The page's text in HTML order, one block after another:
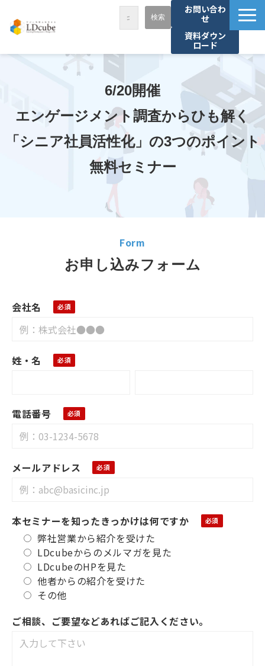
お問い合わ
せ
資料ダウン
ロード
LDcubeが選ばれる理由
サービス一覧
課題から探す
事例紹介
セミナー・講座
お役立ち情報
資料ダウンロード
パートナー募集
6/20開催
エンゲージメント調査からひも解く
「シニア社員活性化」の3つのポイント
無料セミナー
Form
お申し込みフォーム
会社名
姓・名
電話番号
メールアドレス
本セミナーを知ったきっかけは何ですか
弊社営業から紹介を受けた
LDcubeからのメルマガを見た
LDcubeのHPを見た
他者からの紹介を受けた
その他
ご相談、ご要望などあればご記入ください。